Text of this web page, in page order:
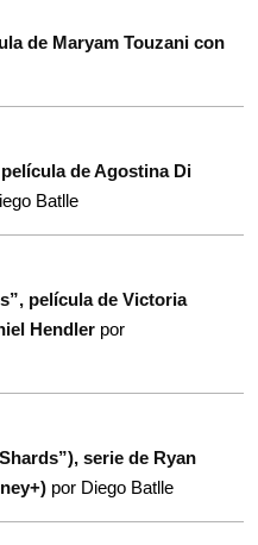
de Maryam Touzani con
de Agostina Di
Batlle
película de Victoria
Hendler por
serie de Ryan
por Diego Batlle